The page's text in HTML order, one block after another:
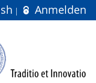
Anmelden